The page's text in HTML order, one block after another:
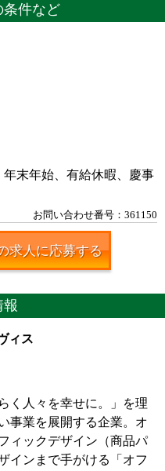
条件など
末年始、有給休暇、慶事
お問い合わせ番号：361150
求人に応募する
報
ィス
く人々を幸せに。」を理
事業を展開する企業。オ
ィックデザイン（商品パ
インまで手がける「オフ